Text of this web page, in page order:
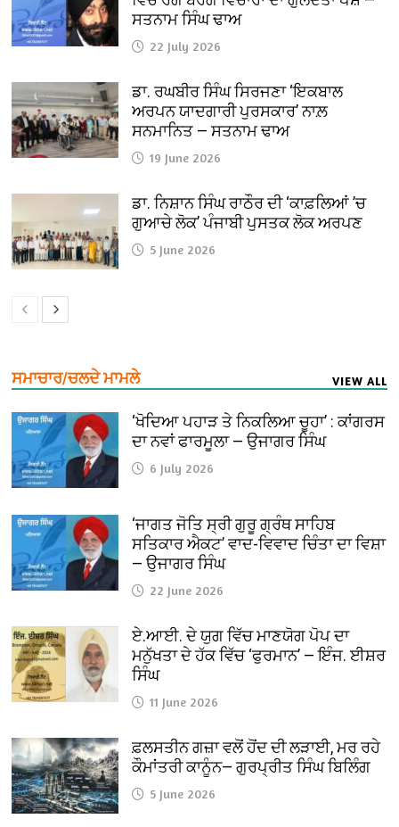
ਸਤਨਾਮ ਸਿੰਘ ਢਾਅ
22 July 2026
ਡਾ. ਰਘਬੀਰ ਸਿੰਘ ਸਿਰਜਣਾ ‘ਇਕਬਾਲ
ਅਰਪਨ ਯਾਦਗਾਰੀ ਪੁਰਸਕਾਰ’ ਨਾਲ਼
ਸਨਮਾਨਿਤ — ਸਤਨਾਮ ਢਾਅ
19 June 2026
ਡਾ. ਨਿਸ਼ਾਨ ਸਿੰਘ ਰਾਠੌਰ ਦੀ ‘ਕਾਫ਼ਲਿਆਂ ’ਚ
ਗੁਆਚੇ ਲੋਕ’ ਪੰਜਾਬੀ ਪੁਸਤਕ ਲੋਕ ਅਰਪਣ
5 June 2026
ਸਮਾਚਾਰ/ਚਲਦੇ ਮਾਮਲੇ VIEW ALL
‘ਖੋਦਿਆ ਪਹਾੜ ਤੇ ਨਿਕਲਿਆ ਚੂਹਾ’ : ਕਾਂਗਰਸ
ਦਾ ਨਵਾਂ ਫਾਰਮੂਲਾ — ਉਜਾਗਰ ਸਿੰਘ
6 July 2026
‘ਜਾਗਤ ਜੋਤਿ ਸ੍ਰੀ ਗੁਰੂ ਗ੍ਰੰਥ ਸਾਹਿਬ
ਸਤਿਕਾਰ ਐਕਟ’ ਵਾਦ-ਵਿਵਾਦ ਚਿੰਤਾ ਦਾ ਵਿਸ਼ਾ
— ਉਜਾਗਰ ਸਿੰਘ
22 June 2026
ਏ.ਆਈ. ਦੇ ਯੁਗ ਵਿੱਚ ਮਾਣਯੋਗ ਪੋਪ ਦਾ
ਮਨੁੱਖਤਾ ਦੇ ਹੱਕ ਵਿੱਚ ‘ਫੁਰਮਾਨ’ — ਇੰਜ. ਈਸ਼ਰ
ਸਿੰਘ
11 June 2026
ਫ਼ਲਸਤੀਨ ਗਜ਼ਾ ਵਲੋਂ ਹੋਂਦ ਦੀ ਲੜਾਈ, ਮਰ ਰਹੇ
ਕੌਮਾਂਤਰੀ ਕਾਨੂੰਨ— ਗੁਰਪ੍ਰੀਤ ਸਿੰਘ ਬਿਲਿੰਗ
5 June 2026